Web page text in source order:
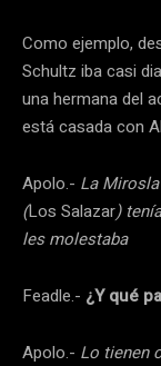
Como ejemplo,
Schultz iba casi
una hermana del
está casada con
Apolo.- La
(Los Salazar)
les molestaba
Feadle.- ¿Y qué
Apolo.- Lo tienen